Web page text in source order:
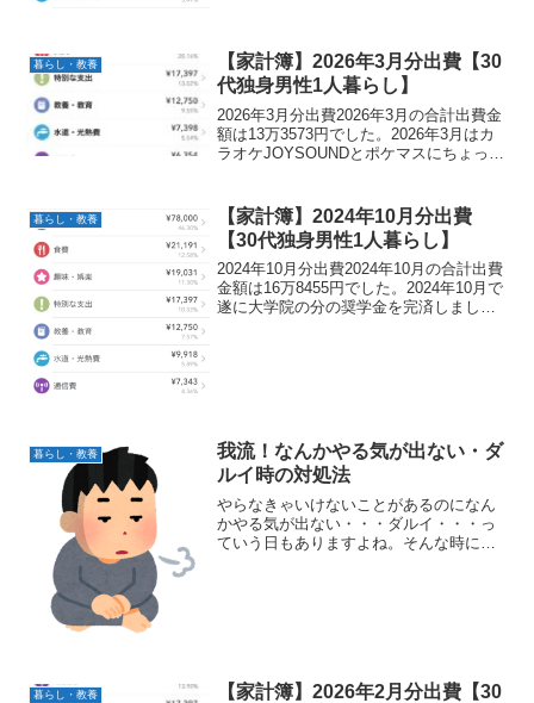
暮らし・教養
【家計簿】2026年3月分出費【30
代独身男性1人暮らし】
2026年3月分出費2026年3月の合計出費金
額は13万3573円でした。2026年3月はカ
ラオケJOYSOUNDとポケマスにちょっと
13万3573円2025年3月...
暮らし・教養
【家計簿】2024年10月分出費
【30代独身男性1人暮らし】
2024年10月分出費2024年10月の合計出費
金額は16万8455円でした。2024年10月で
遂に大学院の分の奨学金を完済しまし
暮らし・教養
我流！なんかやる気が出ない・ダ
ルイ時の対処法
やらなきゃいけないことがあるのになん
かやる気が出ない・・・ダルイ・・・っ
ていう日もありますよね。そんな時に私
暮らし・教養
【家計簿】2026年2月分出費【30